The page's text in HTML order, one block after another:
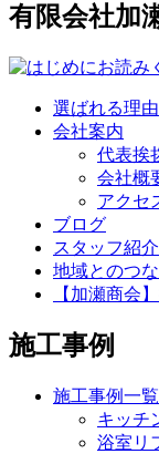
有限会社加
選ばれる理由
会社案内
代表挨
会社概
アクセ
ブログ
スタッフ紹介
地域とのつ
【加瀬商会
施工事例
施工事例一覧
キッチ
浴室リ